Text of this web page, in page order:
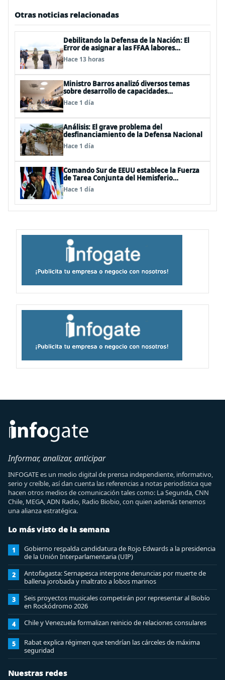
Otras noticias relacionadas
Debilitando la Defensa de la Nación: El
Error de asignar a las FFAA labores
policiales
Hace 13 horas
Ministro Barros analizó diversos temas
sobre desarrollo de capacidades
estratégicas en sesión del Consejo de
Política Espacial
Hace 1 día
Análisis: El grave problema del
desfinanciamiento de la Defensa Nacional
Hace 1 día
Comando Sur de EEUU establece la Fuerza
de Tarea Conjunta del Hemisferio
Occidental: Incluye a Chile
Hace 1 día
Informar, analizar, anticipar
INFOGATE es un medio digital de prensa independiente, informativo,
serio y creíble, así dan cuenta las referencias a notas periodística que
hacen otros medios de comunicación tales como: La Segunda, CNN
Chile, MEGA, ADN Radio, Radio Biobio, con quien además tenemos
una alianza estratégica.
Lo más visto de la semana
1
Gobierno respalda candidatura de Rojo Edwards a la presidencia
de la Unión Interparlamentaria (UIP)
2
Antofagasta: Sernapesca interpone denuncias por muerte de
ballena jorobada y maltrato a lobos marinos
3
Seis proyectos musicales competirán por representar al Biobío
en Rockódromo 2026
4 Chile y Venezuela formalizan reinicio de relaciones consulares
5
Rabat explica régimen que tendrían las cárceles de máxima
seguridad
Nuestras redes